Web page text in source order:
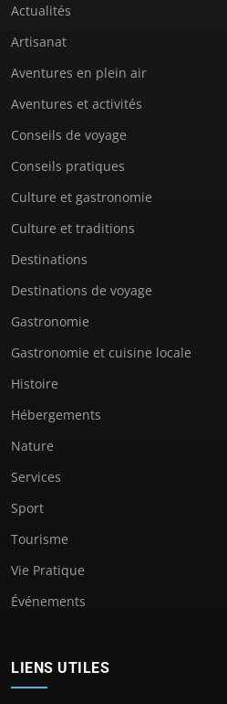
Actualités
Artisanat
Aventures en plein air
Aventures et activités
Conseils de voyage
Conseils pratiques
Culture et gastronomie
Culture et traditions
Destinations
Destinations de voyage
Gastronomie
Gastronomie et cuisine locale
Histoire
Hébergements
Nature
Services
Sport
Tourisme
Vie Pratique
Événements
LIENS UTILES